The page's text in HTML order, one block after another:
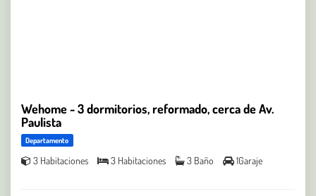
Wehome - 3 dormitorios, reformado, cerca de Av.
Paulista
Departamento
3 Habitaciones 3 Habitaciones 3 Baño 1Garaje